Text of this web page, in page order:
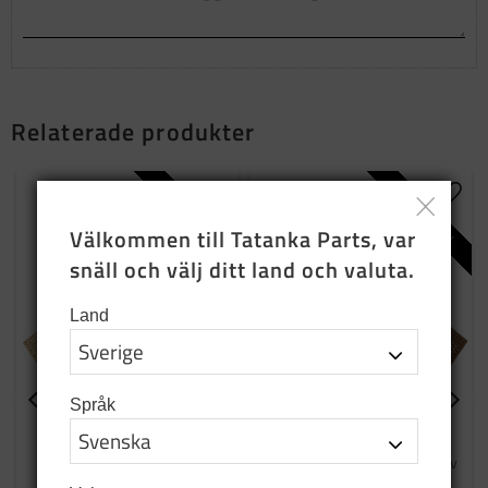
Relaterade produkter
Täckskiva höger sida
NYPRODUKTION
Täckskiva höger
framdörr övre
Täcker och skyddar övre del av
NYPRODUKTION
Välkommen till Tatanka Parts, var
snäll och välj ditt land och valuta.
Land
Språk